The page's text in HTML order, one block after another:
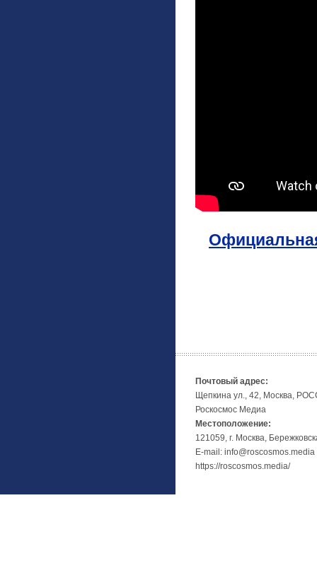
Почтовый адрес:
Щепкина ул., 42, Москва,
Роскосмос Медиа
Местоположение:
121059, г. Москва,
E-mail: info@roscosmos.media
https://roscosmos.media/